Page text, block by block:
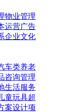
物业管理
运营广告
企业文化
车类养老
咨询管理
生活服务
童玩具超
案设计项